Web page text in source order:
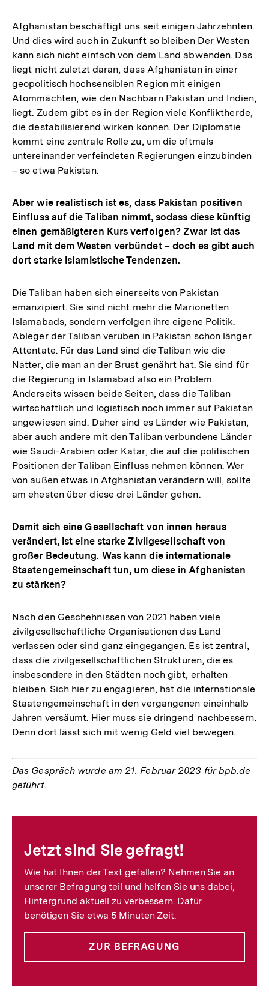
Afghanistan beschäftigt uns seit einigen Jahrzehnten.
Und dies wird auch in Zukunft so bleiben Der Westen
kann sich nicht einfach von dem Land abwenden. Das
liegt nicht zuletzt daran, dass Afghanistan in einer
geopolitisch hochsensiblen Region mit einigen
Atommächten, wie den Nachbarn Pakistan und Indien,
liegt. Zudem gibt es in der Region viele Konfliktherde,
die destabilisierend wirken können. Der Diplomatie
kommt eine zentrale Rolle zu, um die oftmals
untereinander verfeindeten Regierungen einzubinden
– so etwa Pakistan.
Aber wie realistisch ist es, dass Pakistan positiven
Einfluss auf die Taliban nimmt, sodass diese künftig
einen gemäßigteren Kurs verfolgen? Zwar ist das
Land mit dem Westen verbündet – doch es gibt auch
dort starke islamistische Tendenzen.
Die Taliban haben sich einerseits von Pakistan
emanzipiert. Sie sind nicht mehr die Marionetten
Islamabads, sondern verfolgen ihre eigene Politik.
Ableger der Taliban verüben in Pakistan schon länger
Attentate. Für das Land sind die Taliban wie die
Natter, die man an der Brust genährt hat. Sie sind für
die Regierung in Islamabad also ein Problem.
Anderseits wissen beide Seiten, dass die Taliban
wirtschaftlich und logistisch noch immer auf Pakistan
angewiesen sind. Daher sind es Länder wie Pakistan,
aber auch andere mit den Taliban verbundene Länder
wie Saudi-Arabien oder Katar, die auf die politischen
Positionen der Taliban Einfluss nehmen können. Wer
von außen etwas in Afghanistan verändern will, sollte
am ehesten über diese drei Länder gehen.
Damit sich eine Gesellschaft von innen heraus
verändert, ist eine starke Zivilgesellschaft von
großer Bedeutung. Was kann die internationale
Staatengemeinschaft tun, um diese in Afghanistan
zu stärken?
Nach den Geschehnissen von 2021 haben viele
zivilgesellschaftliche Organisationen das Land
verlassen oder sind ganz eingegangen. Es ist zentral,
dass die zivilgesellschaftlichen Strukturen, die es
insbesondere in den Städten noch gibt, erhalten
bleiben. Sich hier zu engagieren, hat die internationale
Staatengemeinschaft in den vergangenen eineinhalb
Jahren versäumt. Hier muss sie dringend nachbessern.
Denn dort lässt sich mit wenig Geld viel bewegen.
Das Gespräch wurde am 21. Februar 2023 für bpb.de
geführt.
Jetzt sind Sie gefragt!
Wie hat Ihnen der Text gefallen? Nehmen Sie an
unserer Befragung teil und helfen Sie uns dabei,
Hintergrund aktuell zu verbessern. Dafür
benötigen Sie etwa 5 Minuten Zeit.
ZUR BEFRAGUNG